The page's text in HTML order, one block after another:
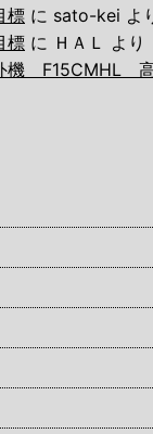
標 に sato-kei よ
標 に ＨＡＬ より
外機 F15CMHL